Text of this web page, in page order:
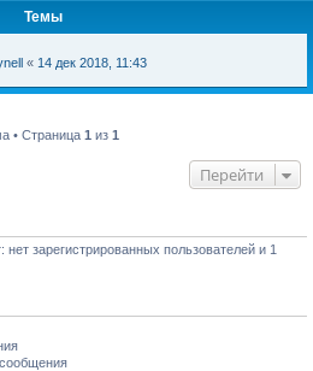
Темы
« 14 дек 2018, 11:43
• Страница 1 из 1
Перейти
зарегистрированных пользователей и 1